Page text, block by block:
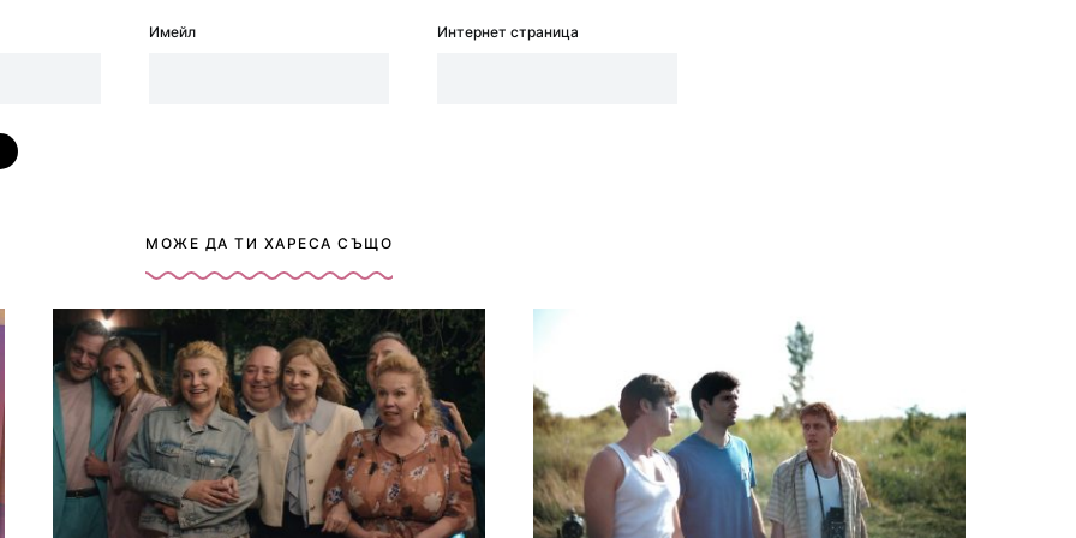
Имейл Интернет страница
МОЖЕ ДА ТИ ХАРЕСА СЪЩО